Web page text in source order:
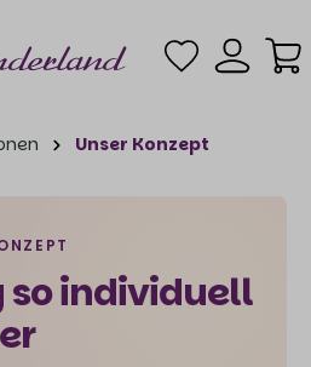
Unser Konzept
so individuell